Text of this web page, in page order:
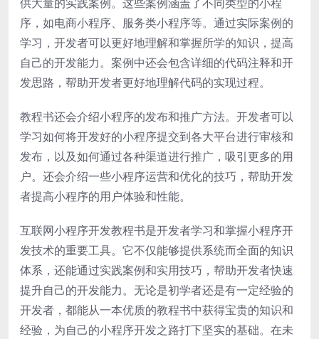
序，如电商小程序、服务类小程序等。通过实际案例的
学习，开发者可以更好地理解和掌握所学的知识，提高
自己的开发能力。案例中还会包含详细的代码注释和开
发思路，帮助开发者更好地理解代码的实现过程。
教程书还会介绍小程序的发布和推广方法。开发者可以
学习如何将开发好的小程序提交到各大平台进行审核和
发布，以及如何通过各种渠道进行推广，吸引更多的用
户。还会介绍一些小程序运营和优化的技巧，帮助开发
者提高小程序的用户体验和性能。
互联网小程序开发教程书是开发者学习和掌握小程序开
发技术的重要工具。它不仅能够提供系统而全面的知识
体系，还能通过实践案例和实用技巧，帮助开发者快速
提升自己的开发能力。无论是初学者还是有一定经验的
开发者，都能从一本优质的教程书中获得宝贵的知识和
经验，为自己的小程序开发之路打下坚实的基础。在未